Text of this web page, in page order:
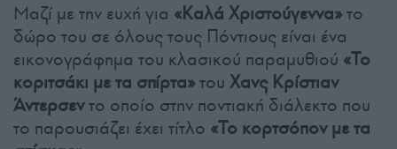
Μαζί με την ευχή για «Καλά Χριστούγεννα»το
δώρο του σε όλους τους Πόντιους είναι ένα
εικονογράφημα του κλασικού παραμυθιού «Το
κοριτσάκι με τα σπίρτα»του Χανς Κρίστιαν
Άντερσεντο οποίο στην ποντιακή διάλεκτο που
το παρουσιάζει έχει τίτλο «Το κορτσόπον με τα